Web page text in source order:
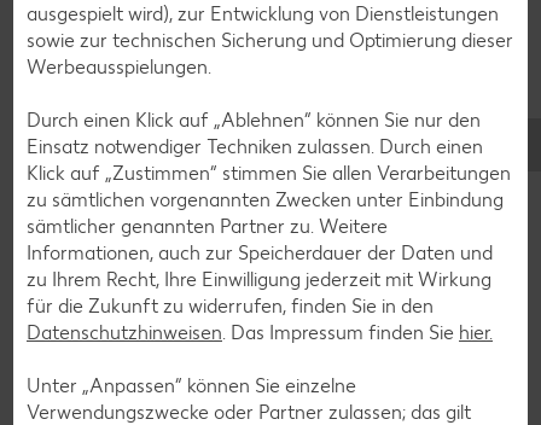
Glutenfreie Rezepte
Wer auf Gluten verzichtet, muss nicht automatisch auf
Vielfalt und Geschmack verzichten. Ob süß oder herzhaft –
mit unseren glutenfreien Rezepten zauberst du dir Gerichte,
die nicht nur verträglich, sondern auch richtig lecker sind.
Rezepte entdecken
ausgespielt wird), zur Entwicklung von Dienstleistungen
sowie zur technischen Sicherung und Optimierung dieser
Werbeausspielungen.
Durch einen Klick auf „Ablehnen“ können Sie nur den
Einsatz notwendiger Techniken zulassen. Durch einen
Klick auf „Zustimmen“ stimmen Sie allen Verarbeitungen
zu sämtlichen vorgenannten Zwecken unter Einbindung
sämtlicher genannten Partner zu. Weitere
Informationen, auch zur Speicherdauer der Daten und
zu Ihrem Recht, Ihre Einwilligung jederzeit mit Wirkung
für die Zukunft zu widerrufen, finden Sie in den
Datenschutzhinweisen. Das Impressum finden Sie hier.
Unter „Anpassen“ können Sie einzelne
Verwendungszwecke oder Partner zulassen; das gilt